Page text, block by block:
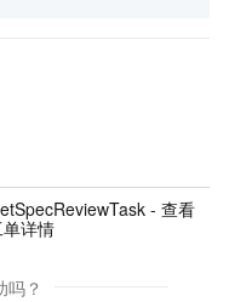
- 查看
详情
吗？